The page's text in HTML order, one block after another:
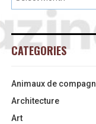
CATEGORIES
Animaux de
Architecture
Art